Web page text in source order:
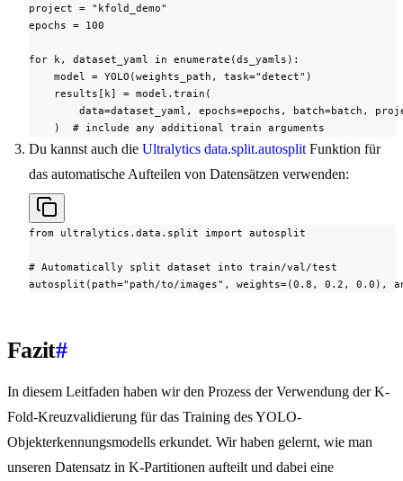
project = "kfold_demo"
epochs = 100
for k, dataset_yaml in enumerate(ds_yamls):
    model = YOLO(weights_path, task="detect")
    results[k] = model.train(
data=dataset_yaml, epochs=epochs, batch=batch,
    )  # include any additional train arguments
Du kannst auch die Ultralytics data.split.autosplit Funktion für
das automatische Aufteilen von Datensätzen verwenden:
from ultralytics.data.split import autosplit
# Automatically split dataset into train/val/test
autosplit(path="path/to/images", weights=(0.8, 0.2, 0.0),
Fazit#
In diesem Leitfaden haben wir den Prozess der Verwendung der K-
Fold-Kreuzvalidierung für das Training des YOLO-
Objekterkennungsmodells erkundet. Wir haben gelernt, wie man
unseren Datensatz in K-Partitionen aufteilt und dabei eine